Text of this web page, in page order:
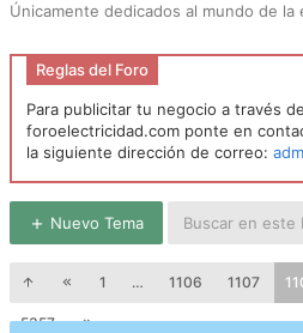
Únicamente dedicados al mundo de la
Reglas del Foro
Para publicitar tu negocio a través
foroelectricidad.com ponte en
la siguiente dirección de correo:
Nuevo Tema
1 … 1106 1107
5357